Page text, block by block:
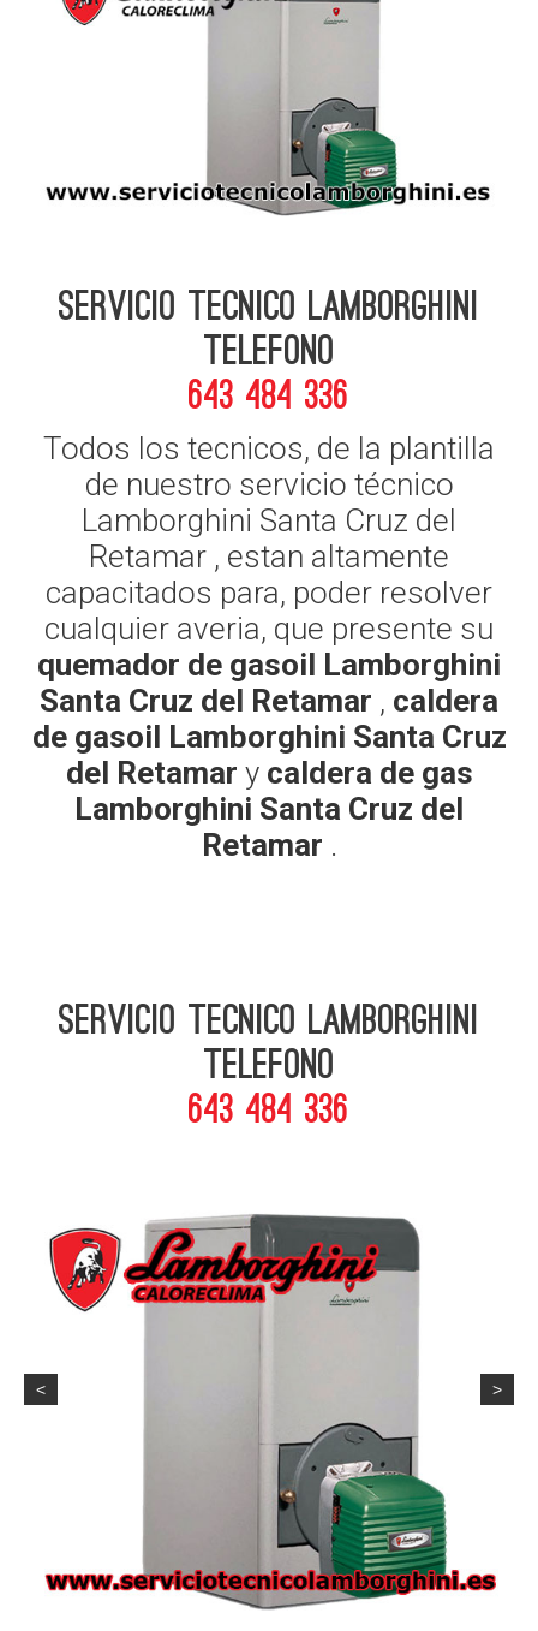
Servicio Tecnico Lamborghini
telefono
643 484 336
Todos los tecnicos, de la plantilla
de nuestro servicio técnico
Lamborghini Santa Cruz del
Retamar , estan altamente
capacitados para, poder resolver
cualquier averia, que presente su
quemador de gasoil Lamborghini
Santa Cruz del Retamar , caldera
de gasoil Lamborghini Santa Cruz
del Retamar y caldera de gas
Lamborghini Santa Cruz del
Retamar .
Servicio Tecnico Lamborghini
telefono
643 484 336
< >